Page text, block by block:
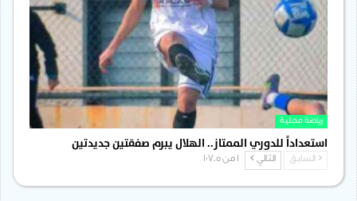
رياضة محلية
استعداداً للدوري الممتاز.. الهلال يبرم صفقتين جديدتين
السابق التالي